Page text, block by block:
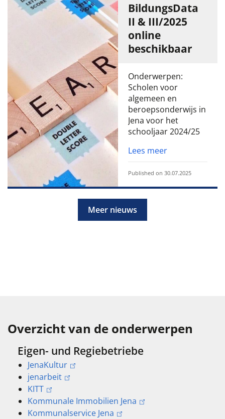
BildungsData
II & III/2025
online
beschikbaar
Onderwerpen:
Scholen voor
algemeen en
beroepsonderwijs in
Jena voor het
schooljaar 2024/25
Lees meer
Published on 30.07.2025
Meer nieuws
Overzicht van de onderwerpen
Eigen- und Regiebetriebe
JenaKultur
jenarbeit
KITT
Kommunale Immobilien Jena
Kommunalservice Jena